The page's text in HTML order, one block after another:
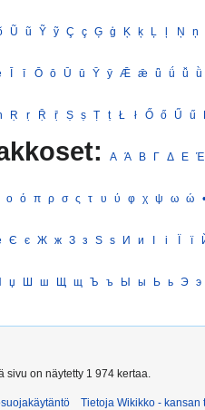
Ũ ũ Ỹ ỹ Ç ç Ģ ģ Ķ ķ Ļ ļ Ņ ņ
Ī ī Ō ō Ū ū Ȳ ȳ Ǣ ǣ ǖ ǘ ǚ ǜ
Ṛ ṛ Ṝ ṝ Ṣ ṣ Ṭ ṭ Ł ł Ő ő Ű ű
Α Ά Β Γ Δ Ε Έ
ο ό π ρ σ ς τ υ ύ φ χ ψ ω ώ •
Є є Ж ж З з Ѕ ѕ И и І і Ї ї
џ Ш ш Щ щ Ъ ъ Ы ы Ь ь Э э
sivu on näytetty 1 974 kertaa.
Tietoja Wikikko - kansan